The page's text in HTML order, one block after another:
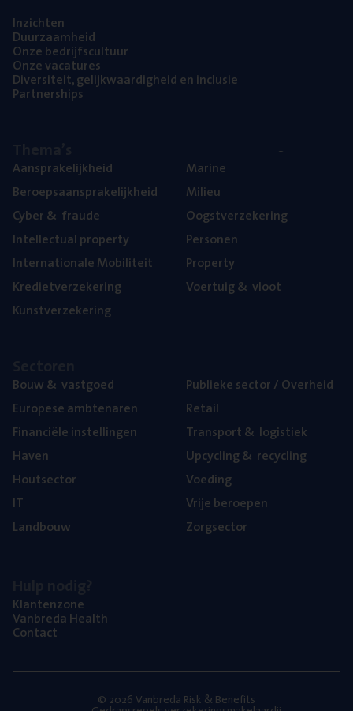
Inzich­ten
Duur­zaam­heid
Onze bedrijfs­cul­tuur
Onze vaca­tu­res
Diver­si­teit, gelijk­waar­dig­heid en inclusie
Part­ner­ships
Aan­spra­ke­lijk­heid
Beroeps­aan­spra­ke­lijk­heid
Cyber& fraude
Intel­lec­tu­al property
Inter­na­ti­o­na­le Mobiliteit
Kre­diet­ver­ze­ke­ring
Kunst­ver­ze­ke­ring
Mari­ne
Mili­eu
Oogst­ver­ze­ke­ring
Per­so­nen
Pro­per­ty
Voer­tuig& vloot
Bouw& vastgoed
Euro­pe­se ambtenaren
Finan­ci­ë­le instellingen
Haven
Hout­sec­tor
IT
Land­bouw
Publie­ke sec­tor / Overheid
Retail
Trans­port& logistiek
Upcy­cling& recycling
Voe­ding
Vrije beroe­pen
Zorg­sec­tor
Klan­ten­zo­ne
Van­b­re­da Health
Con­tact
© 2026 Vanbreda Risk & Benefits